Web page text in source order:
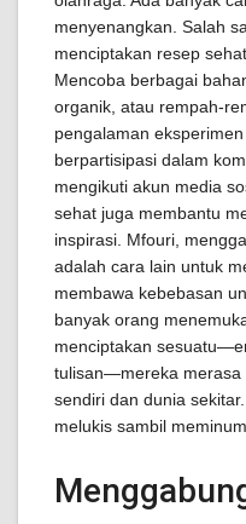
menyenangkan. Salah
menciptakan resep
Mencoba berbagai
organik, atau rempah-
pengalaman
berpartisipasi dalam
mengikuti akun media
sehat juga membantu
inspirasi. Mfouri,
adalah cara lain untuk
membawa kebebasan
banyak orang
menciptakan
tulisan—mereka merasa
sendiri dan dunia
melukis sambil